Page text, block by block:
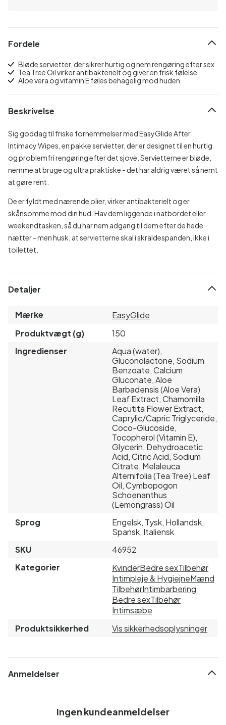
Fordele
Bløde servietter, der sikrer hurtig og nem rengøring efter sex
Tea Tree Oil virker antibakterielt og giver en frisk følelse
Aloe vera og vitamin E føles behagelig mod huden
Beskrivelse
Sig goddag til friske fornemmelser med EasyGlide After
Intimacy Wipes, en pakke servietter, der er designet til en hurtig
og problemfri rengøring efter det sjove. Servietterne er bløde,
nemme at bruge og ultra praktiske - det har aldrig været så nemt
at gøre rent.
De er fyldt med nærende olier, virker antibakterielt og er
skånsomme mod din hud. Hav dem liggende i natbordet eller
weekendtasken, så du har nem adgang til dem efter de hede
nætter - men husk, at servietterne skal i skraldespanden, ikke i
toilettet.
Detaljer
Mærke
EasyGlide
Produktvægt (g)
150
Ingredienser
Aqua (water),
Gluconolactone, Sodium
Benzoate, Calcium
Gluconate, Aloe
Barbadensis (Aloe Vera)
Leaf Extract, Chamomilla
Recutita Flower Extract,
Caprylic/Capric Triglyceride,
Coco-Glucoside,
Tocopherol (Vitamin E),
Glycerin, Dehydroacetic
Acid, Citric Acid, Sodium
Citrate, Melaleuca
Alternifolia (Tea Tree) Leaf
Oil, Cymbopogon
Schoenanthus
(Lemongrass) Oil
Sprog
Engelsk, Tysk, Hollandsk,
Spansk, Italiensk
SKU
46952
Kategorier
KvinderBedre sexTilbehør
Intimpleje & HygiejneMænd
TilbehørIntimbarbering
Bedre sexTilbehør
Intimsæbe
Produktsikkerhed
Vis sikkerhedsoplysninger
Anmeldelser
Ingen kundeanmeldelser